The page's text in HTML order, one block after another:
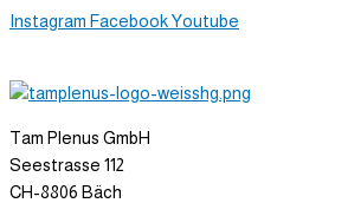
Instagram FacebookYoutube
Tam Plenus GmbH
Seestrasse 112
CH-8806 Bäch